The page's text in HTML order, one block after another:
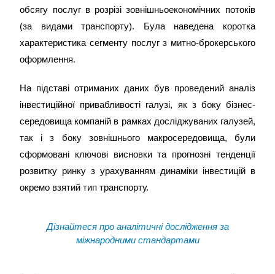
обсягу послуг в розрізі зовнішньоекономічних потоків
(за видами транспорту). Була наведена коротка
характеристика сегменту послуг з митно-брокерського
оформлення.
На підставі отриманих даних був проведений аналіз
інвестиційної привабливості галузі, як з боку бізнес-
середовища компаній в рамках досліджуваних галузей,
так і з боку зовнішнього макросередовища, були
сформовані ключові висновки та прогнозні тенденції
розвитку ринку з урахуванням динаміки інвестицій в
окремо взятий тип транспорту.
Дізнайтеся про аналітичні дослідження за
міжнародними стандартами